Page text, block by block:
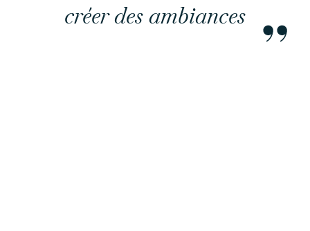
créer des ambiances